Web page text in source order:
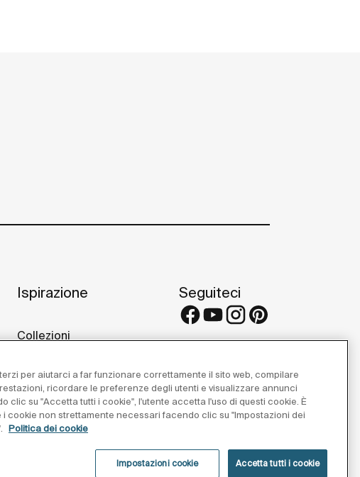
Ispirazione
Collezioni
Progetti di riferimento
Roca Galleries
Seguiteci
per aiutarci a far funzionare correttamente il sito web, compilare
ricordare le preferenze degli utenti e visualizzare annunci
clic su "Accetta tutti i cookie", l'utente accetta l'uso di questi cookie. È
cookie non strettamente necessari facendo clic su "Impostazioni dei
Politica dei cookie
Impostazioni cookie Accetta tutti i cookie